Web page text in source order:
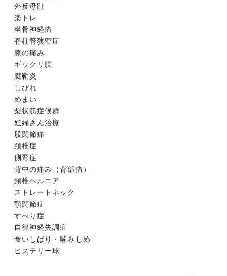
外反母趾
楽トレ
坐骨神経痛
脊柱管狭窄症
膝の痛み
ギックリ腰
腱鞘炎
しびれ
めまい
梨状筋症候群
妊婦さん治療
股関節痛
頚椎症
側弯症
背中の痛み（背部痛）
頸椎ヘルニア
ストレートネック
顎関節症
すべり症
自律神経失調症
食いしばり・噛みしめ
ヒステリー球